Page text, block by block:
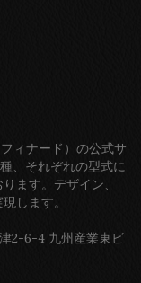
ィナード）の公式サ
、それぞれの型式に
ます。デザイン、
します。
2-6-4 九州産業東ビ